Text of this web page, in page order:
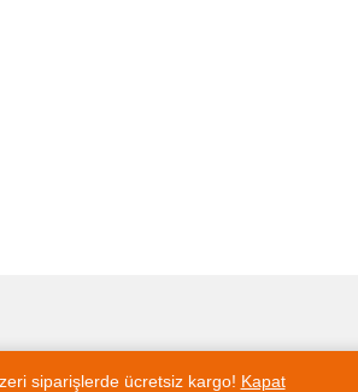
siparişlerde ücretsiz kargo! Kapat